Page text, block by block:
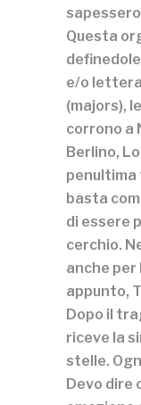
Questa
e/o
(majors),
corrono a
Berlino,
penultima
basta
di essere
cerchio.
anche per
appunto,
Dopo il
riceve la
stelle.
Devo dire